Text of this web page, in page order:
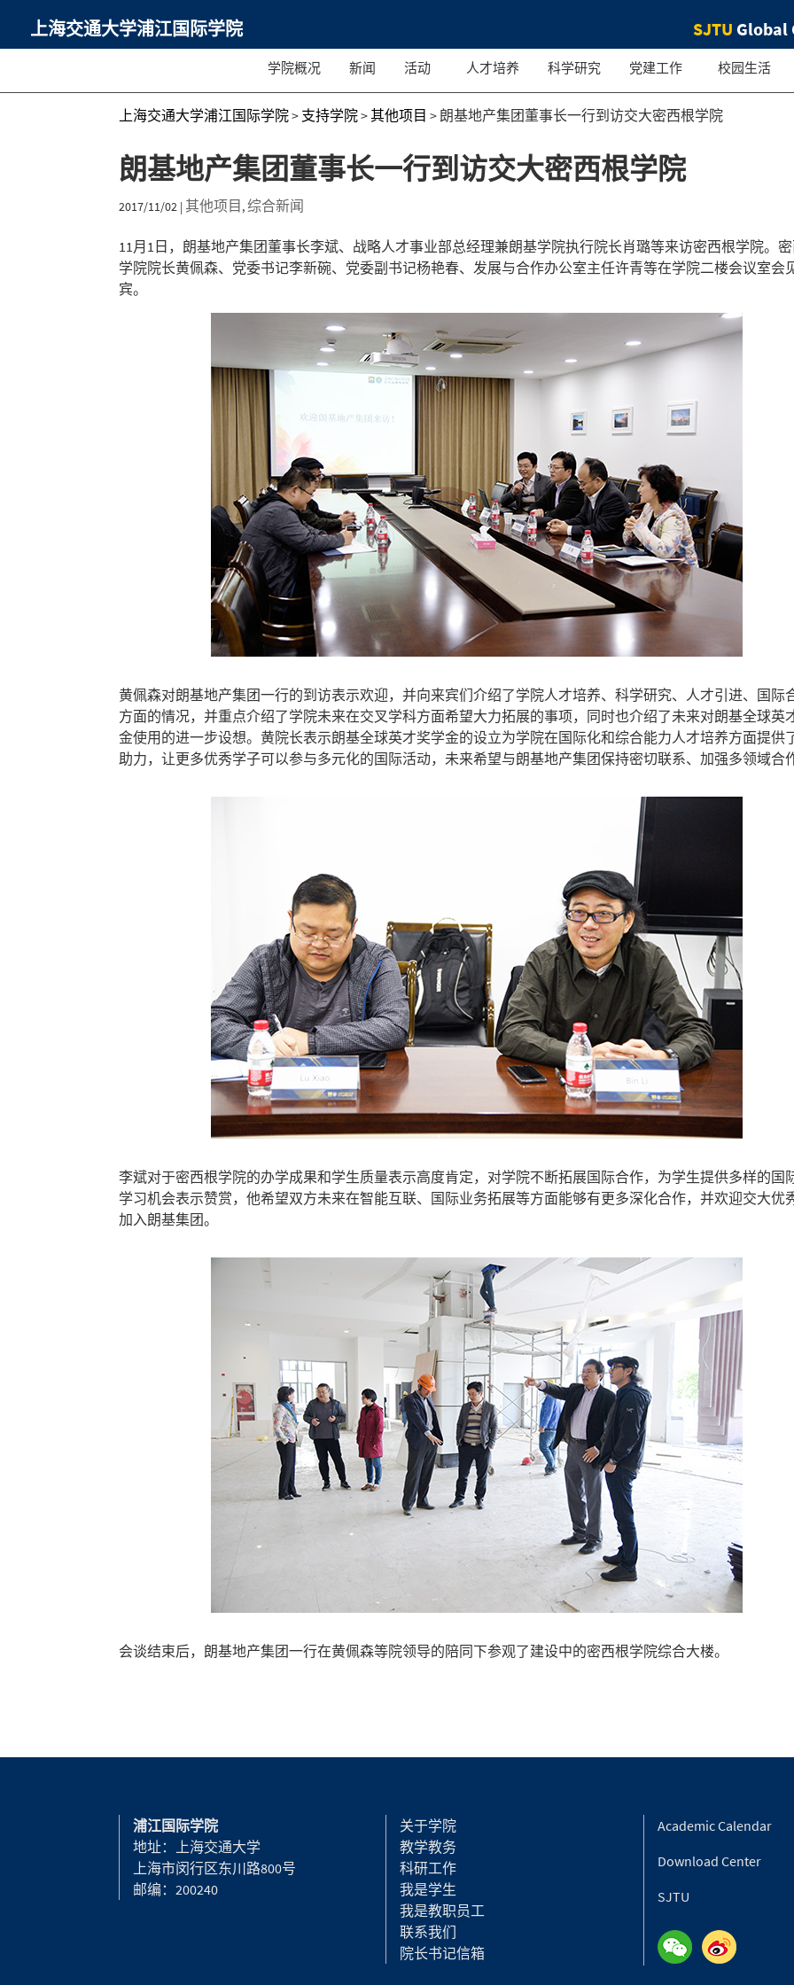
上海交通大学浦江国际学院 SJTU Global
学院概况 新闻 活动 人才培养 科学研究 党建工作 校园生活
上海交通大学浦江国际学院> 支持学院>其他项目 > 朗基地产集团董事长一行到访交大密西根学院
朗基地产集团董事长一行到访交大密西根学院
2017/11/02 | 其他项目 ,综合新闻
11月1日，朗基地产集团董事长李斌、战略人才事业部总经理兼朗基学院执行院长肖璐等来访密西根学院。
学院院长黄佩森、党委书记李新碗、党委副书记杨艳春、发展与合作办公室主任许青等在学院二楼会议室会
宾。
黄佩森对朗基地产集团一行的到访表示欢迎，并向来宾们介绍了学院人才培养、科学研究、人才引进、国际
方面的情况，并重点介绍了学院未来在交叉学科方面希望大力拓展的事项，同时也介绍了未来对朗基全球英
金使用的进一步设想。黄院长表示朗基全球英才奖学金的设立为学院在国际化和综合能力人才培养方面提供
助力，让更多优秀学子可以参与多元化的国际活动，未来希望与朗基地产集团保持密切联系、加强多领域合
李斌对于密西根学院的办学成果和学生质量表示高度肯定，对学院不断拓展国际合作，为学生提供多样的国
学习机会表示赞赏，他希望双方未来在智能互联、国际业务拓展等方面能够有更多深化合作，并欢迎交大优
加入朗基集团。
会谈结束后，朗基地产集团一行在黄佩森等院领导的陪同下参观了建设中的密西根学院综合大楼。
浦江国际学院
地址：上海交通大学
上海市闵行区东川路800号
邮编：200240
关于学院
教学教务
科研工作
我是学生
我是教职员工
联系我们
院长书记信箱
Academic Calendar
Download Center
SJTU